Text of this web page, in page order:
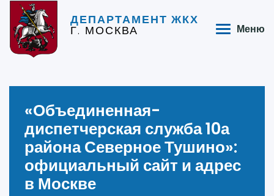
ДЕПАРТАМЕНТ ЖКХ
Г. МОСКВА Меню
«‎Объединенная-
диспетчерская служба 10а
района Северное Тушино»‎:
официальный сайт и адрес
в Москве